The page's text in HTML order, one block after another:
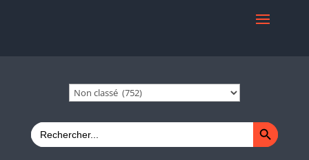
Search
for:
Search Button